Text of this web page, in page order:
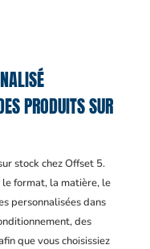
PRODUITS SUR
stock chez Offset 5.
le format, la matière, le
personnalisées dans
des
que vous choisissiez